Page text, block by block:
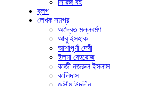
ব্লগ
লেখক সমগ্র
অদ্বৈত মল্লবর্মণ
আবু ইসহাক
আশাপূর্ণা দেবী
ইলমা বেহরোজ
কাজী নজরুল ইসলাম
কালিদাস